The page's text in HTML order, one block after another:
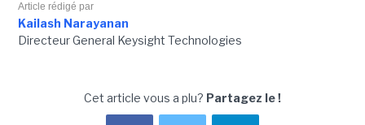
Article rédigé par
Kailash Narayanan
Directeur General Keysight Technologies
Cet article vous a plu? Partagez le !